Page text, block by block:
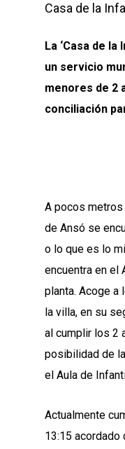
Casa de la
La ‘Casa de
un servicio
menores de 2
conciliación
A pocos
de Ansó se
o lo que es lo
encuentra en el
planta. Acoge a
la villa, en su
al cumplir los 2
posibilidad de
el Aula de
Actualmente
13:15